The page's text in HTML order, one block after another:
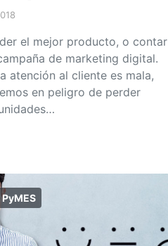
el mejor producto, o contar
de marketing digital.
atención al cliente es mala,
en peligro de perder